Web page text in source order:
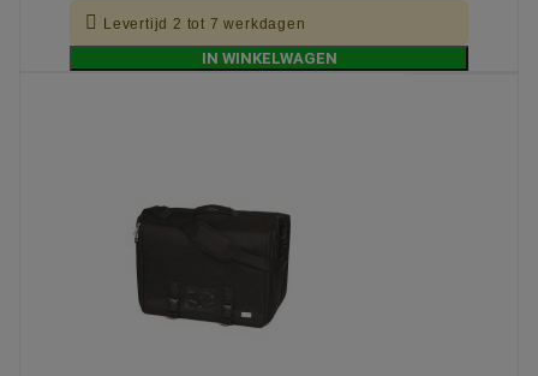
 Levertijd 2 tot 7 werkdagen
IN WINKELWAGEN